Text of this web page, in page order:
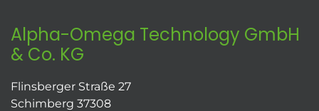
Alpha-Omega Technology GmbH
& Co. KG
Flinsberger Straße 27
Schimberg 37308